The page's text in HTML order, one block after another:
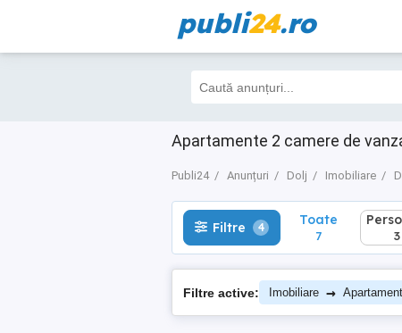
publi24.ro
Apartamente 2 camere de
Publi24 Anunțuri Dolj Imobiliare
Filtre 4 Toate
7
Filtre 4 Toate
7 3
Filtre active: Imobiliare →